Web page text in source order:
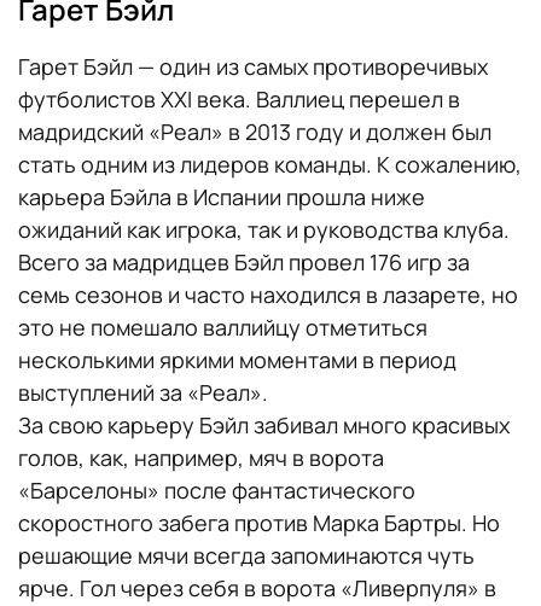
Гарет Бэйл
Гарет Бэйл — один из самых противоречивых
футболистов XXI века. Валлиец перешел в
мадридский «Реал» в 2013 году и должен был
стать одним из лидеров команды. К сожалению,
карьера Бэйла в Испании прошла ниже
ожиданий как игрока, так и руководства клуба.
Всего за мадридцев Бэйл провел 176 игр за
семь сезонов и часто находился в лазарете, но
это не помешало валлийцу отметиться
несколькими яркими моментами в период
выступлений за «Реал».
За свою карьеру Бэйл забивал много красивых
голов, как, например, мяч в ворота
«Барселоны» после фантастического
скоростного забега против Марка Бартры. Но
решающие мячи всегда запоминаются чуть
ярче. Гол через себя в ворота «Ливерпуля» в